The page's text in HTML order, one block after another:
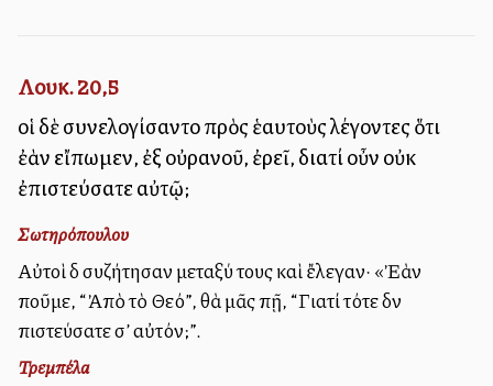
Λουκ. 20,5
οἱ δὲ συνελογίσαντο πρὸς ἑαυτοὺς λέγοντες ὅτι
ἐὰν εἴπωμεν, ἐξ οὐρανοῦ, ἐρεῖ, διατί οὖν οὐκ
ἐπιστεύσατε αὐτῷ;
Σωτηρόπουλου
Αὐτοὶ δὲ συζήτησαν μεταξύ τους καὶ ἔλεγαν· «Ἐὰν
ποῦμε, “Ἀπὸ τὸ Θεό”, θὰ μᾶς πῇ, “Γιατί τότε δὲν
πιστεύσατε σ’ αὐτόν;”.
Τρεμπέλα